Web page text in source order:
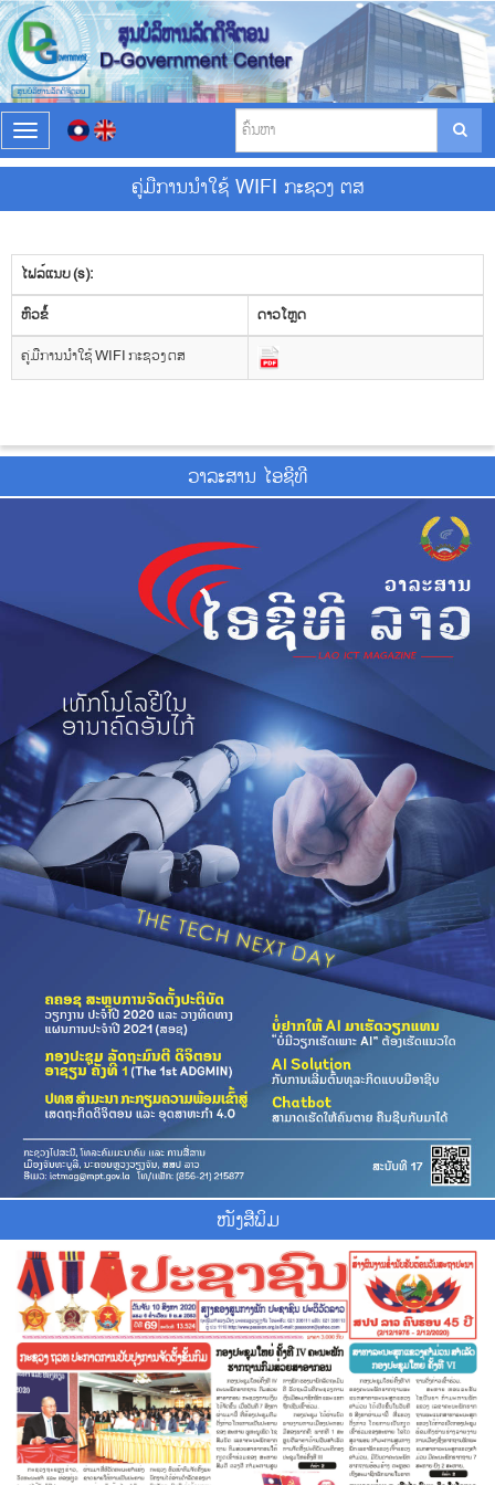
T
o
g
l
n
a
v
i
g
a
t
n
ຄູ່ມືການນຳໃຊ້ WIFI ກະຊວງ ຕສ
ໄຟລ໌ແນບ (s):
​ຫົວ​ຂໍ້
ດາວ​ໂຫຼດ
ຄູ່ມືການນຳໃຊ້ WIFI ກະຊວງ ຕສ
ວາ​ລະ​ສານ ໄອ​ຊີ​ທີ
ໜັງສືພິມ